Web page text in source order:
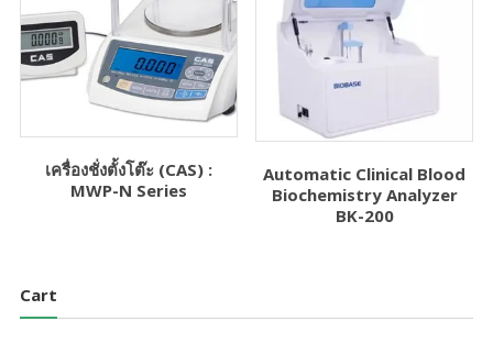
เครื่องชั่งตั้งโต๊ะ (CAS) :
MWP-N Series
Automatic Clinical Blood
Biochemistry Analyzer
BK-200
Cart